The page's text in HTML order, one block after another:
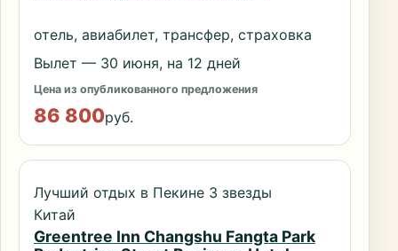
отель, авиабилет, трансфер, страховка
Вылет — 30 июня, на 12 дней
Цена из опубликованного предложения
86 800руб.
Лучший отдых в Пекине 3 звезды
Китай
Greentree Inn Changshu Fangta Park